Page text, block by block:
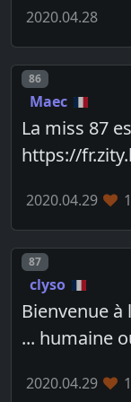
2020.04.28
Post number
86
Maec
La miss 87
https://
2020.04.29
Post number
87
clyso
Bienvenue à
... humaine
2020.04.29